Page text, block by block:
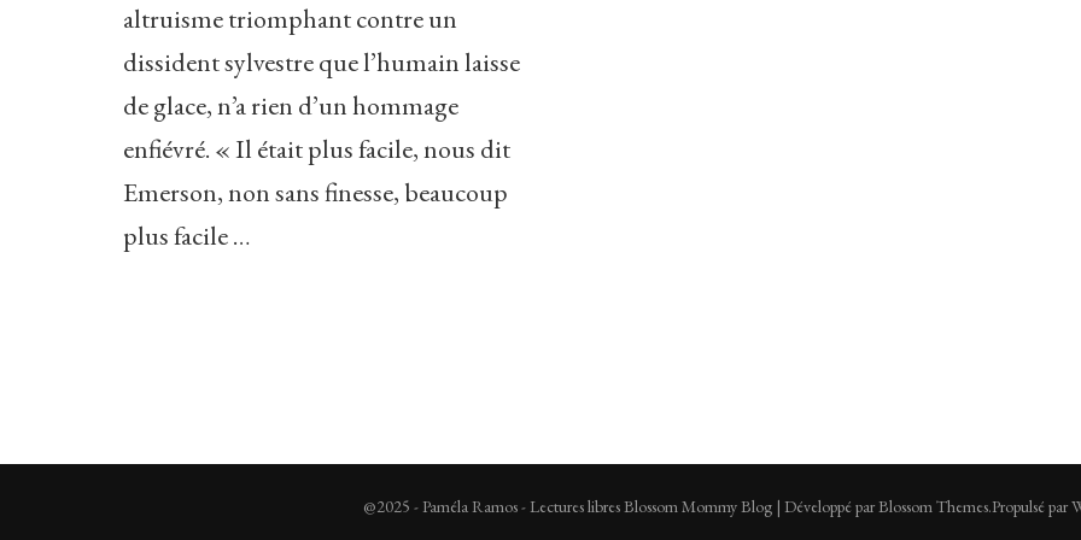
altruisme triomphant contre un
dissident sylvestre que l’humain laisse
de glace, n’a rien d’un hommage
enfiévré. « Il était plus facile, nous dit
Emerson, non sans finesse, beaucoup
plus facile …
@2025 - Paméla Ramos - Lectures libresBlossom Mommy Blog | Développé parBlossom Themes.Propulsé par